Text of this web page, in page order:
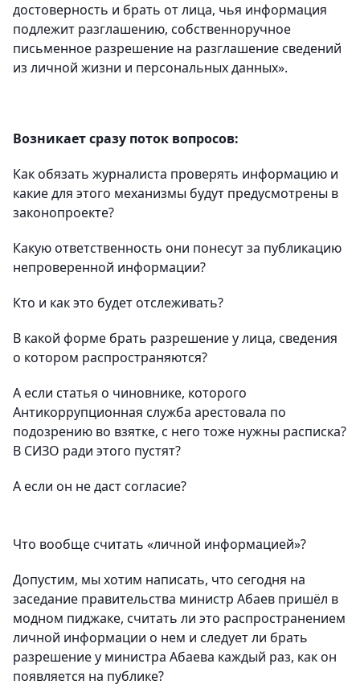
достоверность и брать от лица, чья информация
подлежит разглашению, собственноручное
письменное разрешение на разглашение сведений
из личной жизни и персональных данных».
Возникает сразу поток вопросов:
Как обязать журналиста проверять информацию и
какие для этого механизмы будут предусмотрены в
законопроекте?
Какую ответственность они понесут за публикацию
непроверенной информации?
Кто и как это будет отслеживать?
В какой форме брать разрешение у лица, сведения
о котором распространяются?
А если статья о чиновнике, которого
Антикоррупционная служба арестовала по
подозрению во взятке, с него тоже нужны расписка?
В СИЗО ради этого пустят?
А если он не даст согласие?
Что вообще считать «личной информацией»?
Допустим, мы хотим написать, что сегодня на
заседание правительства министр Абаев пришёл в
модном пиджаке, считать ли это распространением
личной информации о нем и следует ли брать
разрешение у министра Абаева каждый раз, как он
появляется на публике?